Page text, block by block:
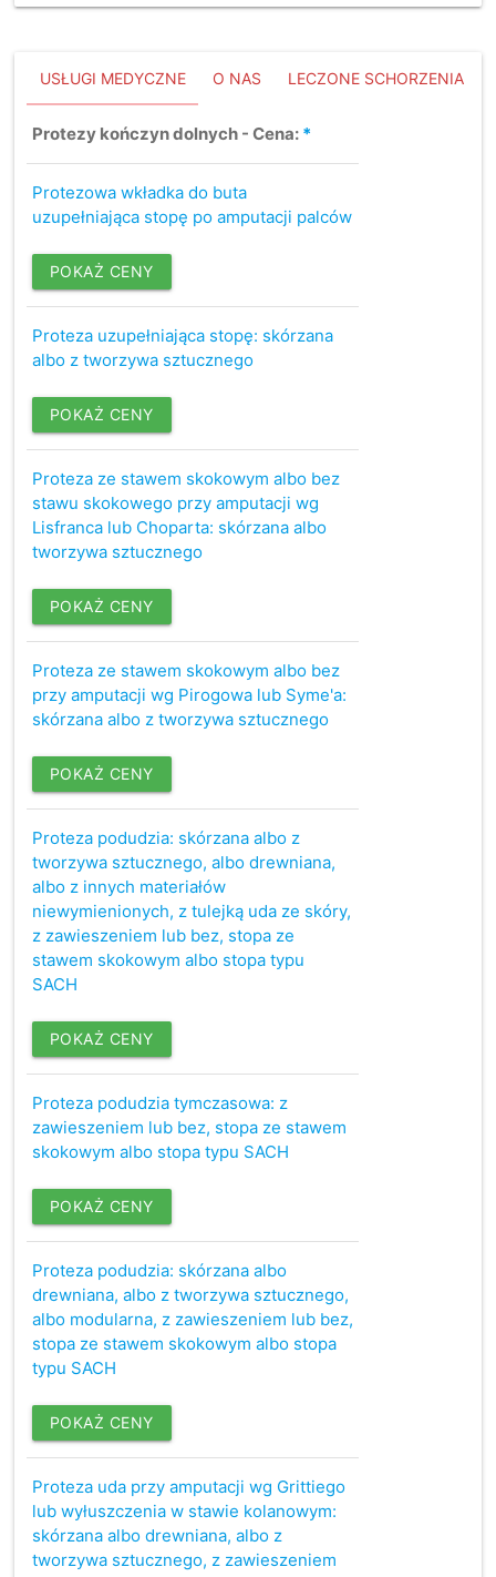
USŁUGI MEDYCZNE O NAS LECZONE SCHORZENIA
Protezy kończyn dolnych - Cena: *
Protezowa wkładka do buta
uzupełniająca stopę po amputacji palców
POKAŻ CENY
Proteza uzupełniająca stopę: skórzana
albo z tworzywa sztucznego
POKAŻ CENY
Proteza ze stawem skokowym albo bez
stawu skokowego przy amputacji wg
Lisfranca lub Choparta: skórzana albo
tworzywa sztucznego
POKAŻ CENY
Proteza ze stawem skokowym albo bez
przy amputacji wg Pirogowa lub Syme'a:
skórzana albo z tworzywa sztucznego
POKAŻ CENY
Proteza podudzia: skórzana albo z
tworzywa sztucznego, albo drewniana,
albo z innych materiałów
niewymienionych, z tulejką uda ze skóry,
z zawieszeniem lub bez, stopa ze
stawem skokowym albo stopa typu
SACH
POKAŻ CENY
Proteza podudzia tymczasowa: z
zawieszeniem lub bez, stopa ze stawem
skokowym albo stopa typu SACH
POKAŻ CENY
Proteza podudzia: skórzana albo
drewniana, albo z tworzywa sztucznego,
albo modularna, z zawieszeniem lub bez,
stopa ze stawem skokowym albo stopa
typu SACH
POKAŻ CENY
Proteza uda przy amputacji wg Grittiego
lub wyłuszczenia w stawie kolanowym:
skórzana albo drewniana, albo z
tworzywa sztucznego, z zawieszeniem